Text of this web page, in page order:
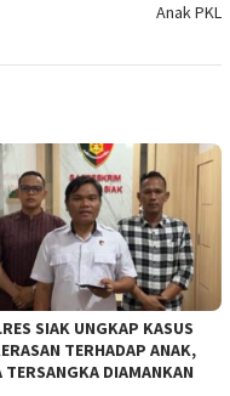
Anak PKL
SIAK UNGKAP KASUS
TERHADAP ANAK,
TERSANGKA DIAMANKAN